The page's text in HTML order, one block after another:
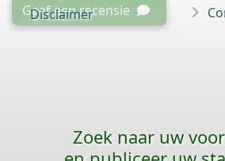
Geef een recensie
Disclaimer
Zoek naar uw